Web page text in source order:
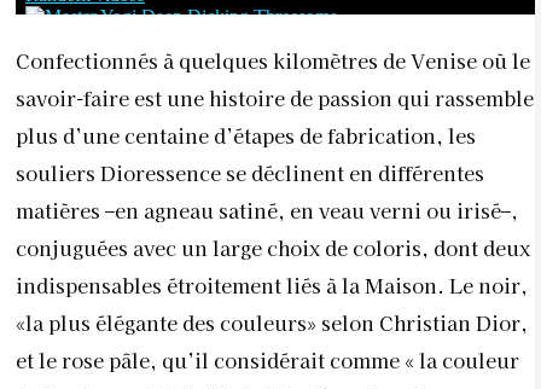
Confectionnés à quelques kilomètres de Venise où le
savoir-faire est une histoire de passion qui rassemble
plus d’une centaine d’étapes de fabrication, les
souliers Dioressence se déclinent en différentes
matières –en agneau satiné, en veau verni ou irisé–,
conjuguées avec un large choix de coloris, dont deux
indispensables étroitement liés à la Maison. Le noir,
«la plus élégante des couleurs» selon Christian Dior,
et le rose pâle, qu’il considérait comme « la couleur